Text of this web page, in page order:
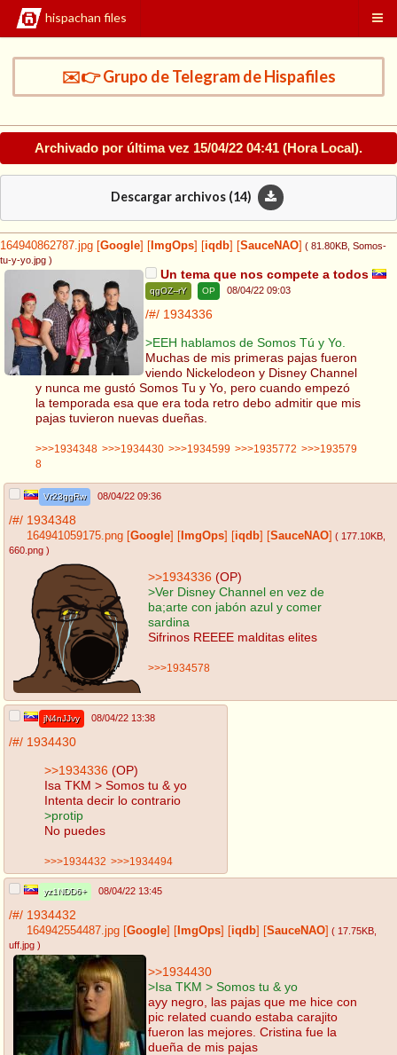
hispachan files
✉️👉 Grupo de Telegram de Hispafiles
Archivado por última vez 15/04/22 04:41 (Hora Local).
Descargar archivos (14)
164940862787.jpg Google ImgOps iqdb SauceNAO ( 81.80KB , Somos-
tu-y-yo.jpg )
Un tema que nos compete a todos
qgOZ--rY OP 08/04/22 09:03
/#/ 1934336
>EEH hablamos de Somos Tú y Yo.
Muchas de mis primeras pajas fueron
viendo Nickelodeon y Disney Channel
y nunca me gustó Somos Tu y Yo, pero cuando empezó
la temporada esa que era toda retro debo admitir que mis
pajas tuvieron nuevas dueñas.
>>>1934348 >>>1934430 >>>1934599 >>>1935772 >>>193579
8
Vr23ggRw 08/04/22 09:36
/#/ 1934348
164941059175.png Google ImgOps iqdb SauceNAO ( 177.10KB
660.png )
>>1934336 (OP)
>Ver Disney Channel en vez de
ba;arte con jabón azul y comer
sardina
Sifrinos REEEE malditas elites
>>>1934578
jN4nJJvy 08/04/22 13:38
/#/ 1934430
>>1934336 (OP)
Isa TKM > Somos tu & yo
Intenta decir lo contrario
>protip
No puedes
>>>1934432 >>>1934494
yz1NDD6+ 08/04/22 13:45
/#/ 1934432
164942554487.jpg Google ImgOps iqdb SauceNAO ( 17.75KB
uff.jpg )
>>1934430
>Isa TKM > Somos tu & yo
ayy negro, las pajas que me hice con
pic related cuando estaba carajito
fueron las mejores. Cristina fue la
dueña de mis pajas